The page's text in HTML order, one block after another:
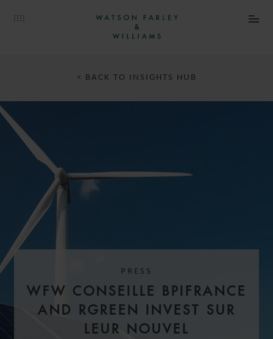
< BACK TO INSIGHTS HUB
PRESS
WFW CONSEILLE BPIFRANCE
AND RGREEN INVEST SUR
LEUR NOUVEL